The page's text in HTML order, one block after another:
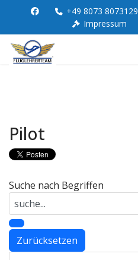
+49 8073 8073129
Impressum
Pilot
Suche nach Begriffen